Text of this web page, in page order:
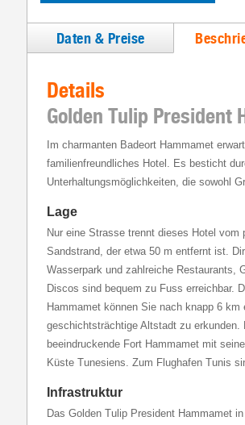
Daten & Preise
Details
Golden Tulip President
Im charmanten Badeort Hammamet
familienfreundliches Hotel. Es besticht
Unterhaltungsmöglichkeiten, die sowohl
Lage
Nur eine Strasse trennt dieses Hotel vom
Sandstrand, der etwa 50 m entfernt ist.
Wasserpark und zahlreiche Restaurants,
Discos sind bequem zu Fuss erreichbar.
Hammamet können Sie nach knapp 6 km
geschichtsträchtige Altstadt zu
beeindruckende Fort Hammamet mit
Küste Tunesiens. Zum Flughafen Tunis
Infrastruktur
Das Golden Tulip President Hammamet